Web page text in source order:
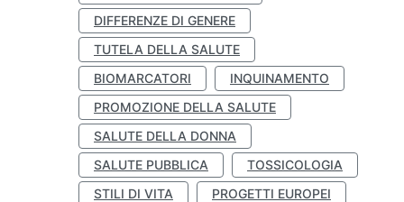
DIFFERENZE DI GENERE
TUTELA DELLA SALUTE
BIOMARCATORI
INQUINAMENTO
PROMOZIONE DELLA SALUTE
SALUTE DELLA DONNA
SALUTE PUBBLICA
TOSSICOLOGIA
STILI DI VITA
PROGETTI EUROPEI